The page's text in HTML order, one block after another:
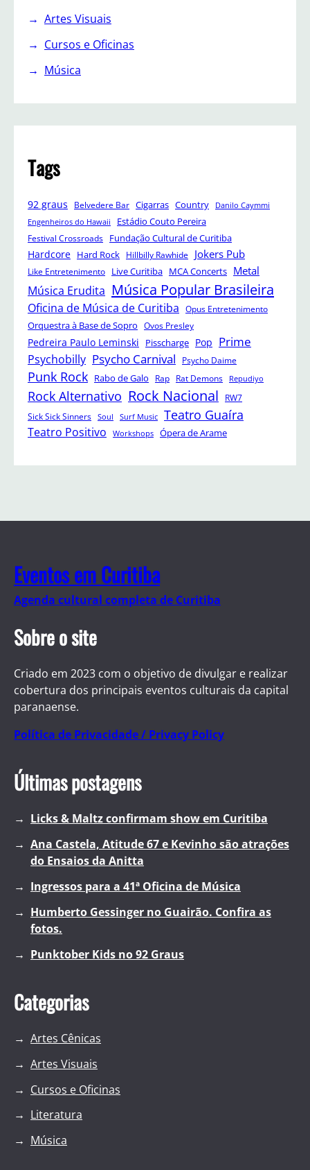
Artes Visuais
Cursos e Oficinas
Música
Tags
92 graus Belvedere Bar Cigarras Country
Danilo Caymmi
Engenheiros do Hawaii
Estádio Couto Pereira
Festival Crossroads Fundação Cultural de Curitiba
Hardcore Hard Rock Hillbilly Rawhide Jokers Pub
Like Entretenimento Live Curitiba MCA Concerts Metal
Música Erudita Música Popular Brasileira
Oficina de Música de Curitiba Opus Entretenimento
Orquestra à Base de Sopro Ovos Presley
Pedreira Paulo Leminski Pisscharge Pop Prime
Psychobilly Psycho Carnival Psycho Daime
Punk Rock Rabo de Galo Rap Rat Demons Repudiyo
Rock Alternativo Rock Nacional
RW7
Sick Sick Sinners
Soul Surf Music Teatro Guaíra
Teatro Positivo Workshops Ópera de Arame
Eventos em Curitiba
Agenda cultural completa de Curitiba
Sobre o site
Criado em 2023 com o objetivo de divulgar e realizar
cobertura dos principais eventos culturais da capital
paranaense.
Política de Privacidade / Privacy Policy
Últimas postagens
Licks & Maltz confirmam show em Curitiba
Ana Castela, Atitude 67 e Kevinho são atrações
do Ensaios da Anitta
Ingressos para a 41ª Oficina de Música
Humberto Gessinger no Guairão. Confira as
fotos.
Punktober Kids no 92 Graus
Categorias
Artes Cênicas
Artes Visuais
Cursos e Oficinas
Literatura
Música